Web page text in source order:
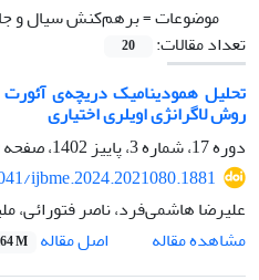
موضوعات =برهم‌کنش سیال و
تعداد مقالات:
20
تحلیل همودینامیک دریچه‌ی
روش لاگرانژی اویلری اختیاری
دوره 17، شماره 3، پاییز 1402، صفحه
ijbme.2024.2021080.1881
علیرضا هاشمی‌فرد، ناصر فتورائی،
مشاهده مقاله
اصل مقاله M